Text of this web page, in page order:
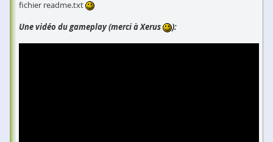
fichier readme.txt
Une vidéo du gameplay (merci à Xerus
):